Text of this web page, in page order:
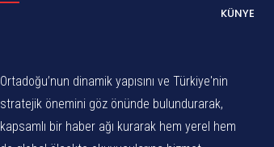
KÜNYE
Ortadoğu’nun dinamik yapısını ve Türkiye'nin
stratejik önemini göz önünde bulundurarak,
kapsamlı bir haber ağı kurarak hem yerel hem